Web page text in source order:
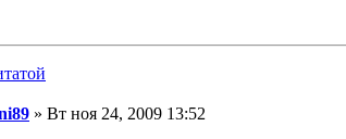
» Вт ноя 24, 2009 13:52